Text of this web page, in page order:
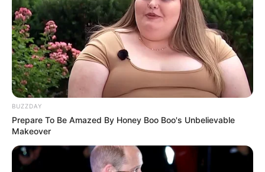
BUZZDAY
Prepare To Be Amazed By Honey Boo Boo's Unbelievable
Makeover